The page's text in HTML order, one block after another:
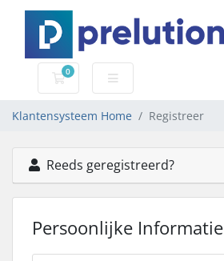
0
Winkelwagen
Klantensysteem Home Registreer
Reeds geregistreerd?
Persoonlijke Informatie